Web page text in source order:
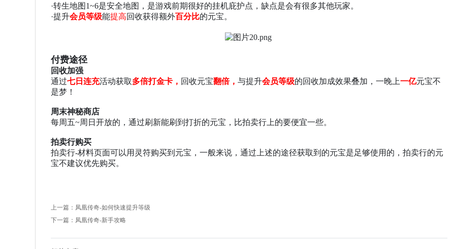
·转生地图1~6是安全地图，是游戏前期很好的挂机庇护点，缺点是会有很多其他玩家。
·提升会员等级能提高回收获得额外百分比的元宝。
付费途径
回收加强
通过七日连充活动获取多倍打金卡， 回收元宝翻倍， 与提升会员等级的回收加成效果叠加，一晚上一亿元宝不
是梦！
周末神秘商店
每周五~周日开放的，通过刷新能刷到打折的元宝，比拍卖行上的要便宜一些。
拍卖行购买
拍卖行-材料页面可以用灵符购买到元宝，一般来说，通过上述的途径获取到的元宝是足够使用的，拍卖行的元
宝不建议优先购买。
上一篇： 凤凰传奇-如何快速提升等级
下一篇： 凤凰传奇-新手攻略